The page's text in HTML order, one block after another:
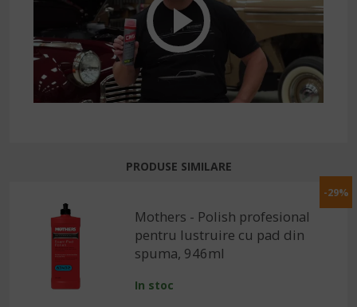
PRODUSE SIMILARE
-29%
Mothers - Polish profesional
pentru lustruire cu pad din
spuma, 946ml
In stoc